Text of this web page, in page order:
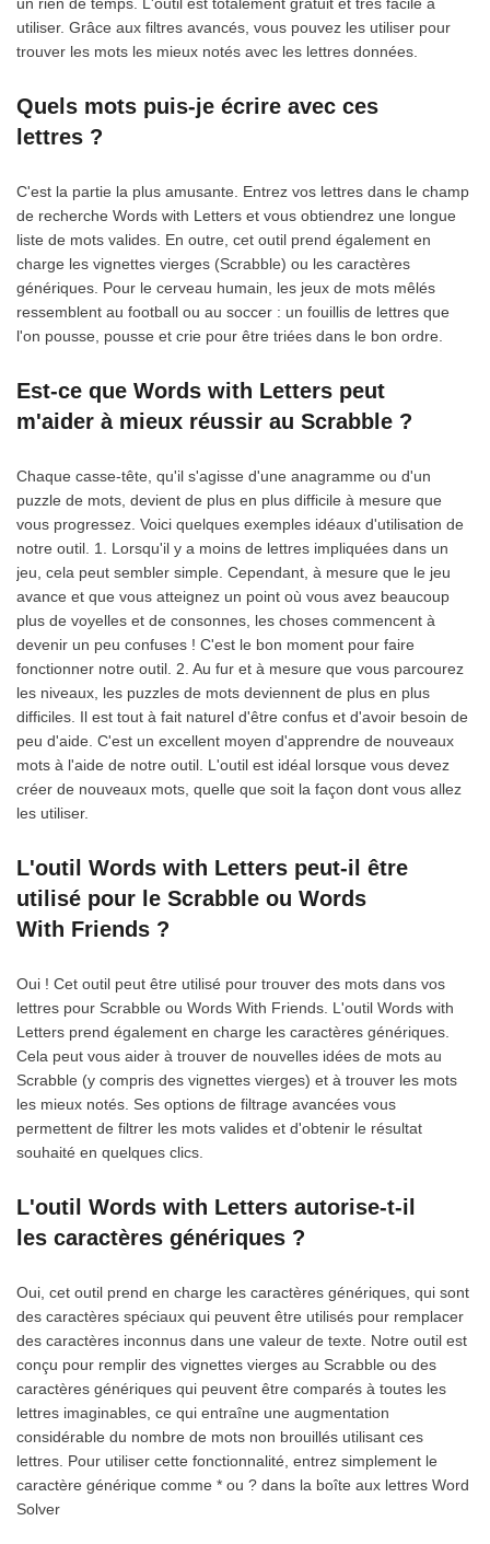
utiliser. Grâce aux filtres avancés, vous pouvez les utiliser pour
trouver les mots les mieux notés avec les lettres données.
Quels mots puis-je écrire avec ces
lettres ?
C'est la partie la plus amusante. Entrez vos lettres dans le champ
de recherche Words with Letters et vous obtiendrez une longue
liste de mots valides. En outre, cet outil prend également en
charge les vignettes vierges (Scrabble) ou les caractères
génériques. Pour le cerveau humain, les jeux de mots mêlés
ressemblent au football ou au soccer : un fouillis de lettres que
l'on pousse, pousse et crie pour être triées dans le bon ordre.
Est-ce que Words with Letters peut
m'aider à mieux réussir au Scrabble ?
Chaque casse-tête, qu'il s'agisse d'une anagramme ou d'un
puzzle de mots, devient de plus en plus difficile à mesure que
vous progressez. Voici quelques exemples idéaux d'utilisation de
notre outil. 1. Lorsqu'il y a moins de lettres impliquées dans un
jeu, cela peut sembler simple. Cependant, à mesure que le jeu
avance et que vous atteignez un point où vous avez beaucoup
plus de voyelles et de consonnes, les choses commencent à
devenir un peu confuses ! C'est le bon moment pour faire
fonctionner notre outil. 2. Au fur et à mesure que vous parcourez
les niveaux, les puzzles de mots deviennent de plus en plus
difficiles. Il est tout à fait naturel d'être confus et d'avoir besoin de
peu d'aide. C'est un excellent moyen d'apprendre de nouveaux
mots à l'aide de notre outil. L'outil est idéal lorsque vous devez
créer de nouveaux mots, quelle que soit la façon dont vous allez
les utiliser.
L'outil Words with Letters peut-il être
utilisé pour le Scrabble ou Words
With Friends ?
Oui ! Cet outil peut être utilisé pour trouver des mots dans vos
lettres pour Scrabble ou Words With Friends. L'outil Words with
Letters prend également en charge les caractères génériques.
Cela peut vous aider à trouver de nouvelles idées de mots au
Scrabble (y compris des vignettes vierges) et à trouver les mots
les mieux notés. Ses options de filtrage avancées vous
permettent de filtrer les mots valides et d'obtenir le résultat
souhaité en quelques clics.
L'outil Words with Letters autorise-t-il
les caractères génériques ?
Oui, cet outil prend en charge les caractères génériques, qui sont
des caractères spéciaux qui peuvent être utilisés pour remplacer
des caractères inconnus dans une valeur de texte. Notre outil est
conçu pour remplir des vignettes vierges au Scrabble ou des
caractères génériques qui peuvent être comparés à toutes les
lettres imaginables, ce qui entraîne une augmentation
considérable du nombre de mots non brouillés utilisant ces
lettres. Pour utiliser cette fonctionnalité, entrez simplement le
caractère générique comme * ou ? dans la boîte aux lettres Word
Solver